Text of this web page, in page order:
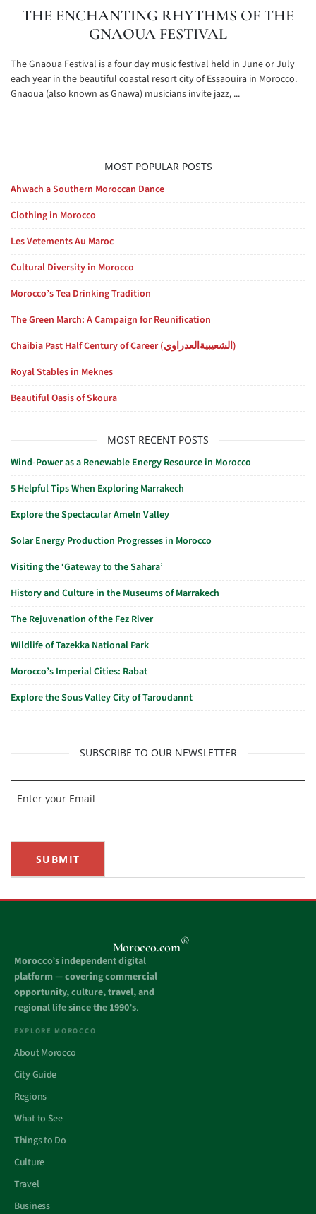
THE ENCHANTING RHYTHMS OF THE
GNAOUA FESTIVAL
The Gnaoua Festival is a four day music festival held in June or July
each year in the beautiful coastal resort city of Essaouira in Morocco.
Gnaoua (also known as Gnawa) musicians invite jazz, ...
MOST POPULAR POSTS
Ahwach a Southern Moroccan Dance
Clothing in Morocco
Les Vetements Au Maroc
Cultural Diversity in Morocco
Morocco’s Tea Drinking Tradition
The Green March: A Campaign for Reunification
Chaibia Past Half Century of Career (الشعيبيةالعدراوي)
Royal Stables in Meknes
Beautiful Oasis of Skoura
MOST RECENT POSTS
Wind-Power as a Renewable Energy Resource in Morocco
5 Helpful Tips When Exploring Marrakech
Explore the Spectacular Ameln Valley
Solar Energy Production Progresses in Morocco
Visiting the ‘Gateway to the Sahara’
History and Culture in the Museums of Marrakech
The Rejuvenation of the Fez River
Wildlife of Tazekka National Park
Morocco’s Imperial Cities: Rabat
Explore the Sous Valley City of Taroudannt
SUBSCRIBE TO OUR NEWSLETTER
SUBMIT
Morocco.com®
Morocco’s independent digital
platform — covering commercial
opportunity, culture, travel, and
regional life since the 1990’s.
EXPLORE MOROCCO
About Morocco
City Guide
Regions
What to See
Things to Do
Culture
Travel
Business